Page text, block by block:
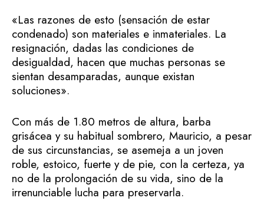
«Las razones de esto (sensación de estar
condenado) son materiales e inmateriales. La
resignación, dadas las condiciones de
desigualdad, hacen que muchas personas se
sientan desamparadas, aunque existan
soluciones».
Con más de 1.80 metros de altura, barba
grisácea y su habitual sombrero, Mauricio, a pesar
de sus circunstancias, se asemeja a un joven
roble, estoico, fuerte y de pie, con la certeza, ya
no de la prolongación de su vida, sino de la
irrenunciable lucha para preservarla.